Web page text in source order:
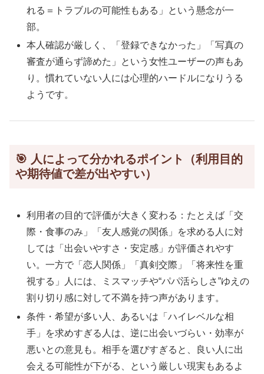
れる＝トラブルの可能性もある」という懸念が一
部。
本人確認が厳しく、「登録できなかった」「写真の
審査が通らず諦めた」という女性ユーザーの声もあ
り。慣れていない人には心理的ハードルになりうる
ようです。
🎯 人によって分かれるポイント（利用目的
や期待値で差が出やすい）
利用者の目的で評価が大きく変わる：たとえば「交
際・食事のみ」「友人感覚の関係」を求める人に対
しては「出会いやすさ・安定感」が評価されやす
い。一方で「恋人関係」「真剣交際」「将来性を重
視する」人には、ミスマッチや“パパ活らしさ”ゆえの
割り切り感に対して不満を持つ声があります。
条件・希望が多い人、あるいは「ハイレベルな相
手」を求めすぎる人は、逆に出会いづらい・効率が
悪いとの意見も。相手を選びすぎると、良い人に出
会える可能性が下がる、という厳しい現実もあるよ